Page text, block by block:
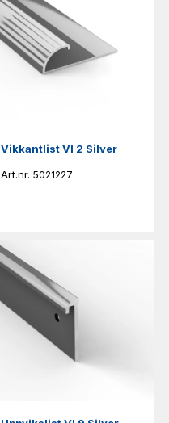
Vikkantlist VI 2 Silver
5021227